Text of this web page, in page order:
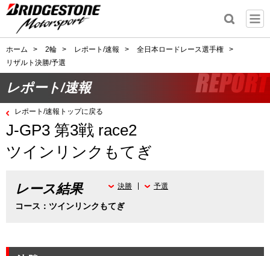
ホーム > 2輪 > レポート/速報 > 全日本ロードレース選手権
>
リザルト決勝/予選
レポート/速報
レポート/速報トップに戻る
J-GP3 第3戦 race2
ツインリンクもてぎ
レース結果
コース：ツインリンクもてぎ
決勝 予選